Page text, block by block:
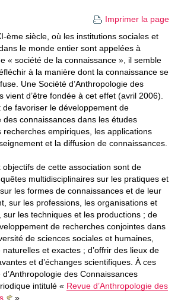
Imprimer la page
ème siècle, où les institutions sociales et
le monde entier sont appelées à
« société de la connaissance », il semble
à la manière dont la connaissance se
Une Société d’Anthropologie des
vient d’être fondée à cet effet (avril 2006).
de favoriser le développement de
des connaissances dans les études
recherches empiriques, les applications
et la diffusion de connaissances.
objectifs de cette association sont de
multidisciplinaires sur les pratiques et
les formes de connaissances et de leur
sur les professions, les organisations et
sur les techniques et les productions ; de
de recherches conjointes dans
de sciences sociales et humaines,
et exactes ; d’offrir des lieux de
et d’échanges scientifiques. À ces
des Connaissances
intitulé « Revue d’Anthropologie des
».